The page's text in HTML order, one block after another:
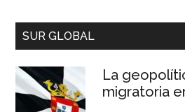
SUR GLOBAL
La
migratoria